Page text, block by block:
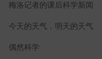
梅洛记者的课后科学新闻
今天的天气，明天的天气
偶然科学